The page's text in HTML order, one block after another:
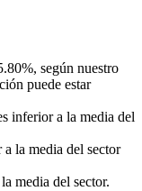
según nuestro
puede estar
inferior a la media del
la media del sector
media del sector.